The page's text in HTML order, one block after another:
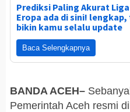
Prediksi Paling Akurat
Eropa ada di sini!
bikin kamu selalu update
Baca Selengkapnya
BANDA ACEH–
Pemerintah Aceh resmi